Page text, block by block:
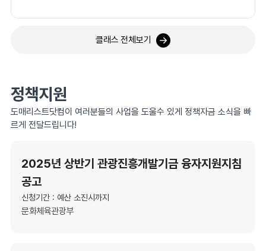
클래스 전체보기
정책지원
도매리스트닷컴이 여러분들의 사업을 도울수 있게 정책자금 소식을 빠
르게 전달드립니다!
2025년 상반기 관광진흥개발기금 융자지원지침
공고
신청기간 : 예산 소진시까지
문화체육관광부